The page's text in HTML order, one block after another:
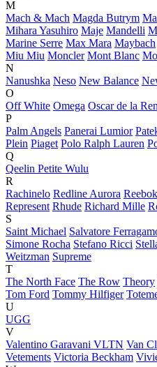
M
Mach & Mach Magda Butrym
Mihara Yasuhiro Maje Mandelli
Marine Serre Max Mara Maybach
Miu Miu Moncler Mont Blanc
N
Nanushka Neso New Balance
O
Off White Omega Oscar de la
P
Palm Angels Panerai Lumior
Plein Piaget Polo Ralph Lauren
Q
Qeelin Petite Wulu
R
Rachinelo Redline Aurora Reebok
Represent Rhude Richard Mille
S
Saint Michael Salvatore
Simone Rocha Stefano Ricci
Weitzman Supreme
T
The North Face The Row Theory
Tom Ford Tommy Hilfiger
U
UGG
V
Valentino Garavani VLTN Van
Vetements Victoria Beckham